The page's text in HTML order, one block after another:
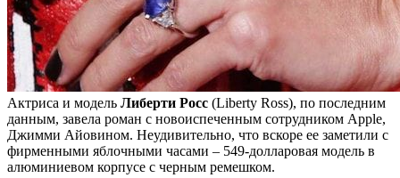
Актриса и модель Либерти Росс (Liberty Ross), по последним
данным, завела роман с новоиспеченным сотрудником Apple,
Джимми Айовином. Неудивительно, что вскоре ее заметили с
фирменными яблочными часами – 549-долларовая модель в
алюминиевом корпусе с черным ремешком.